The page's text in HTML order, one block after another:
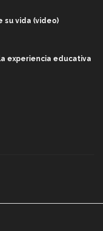
su vida (video)
experiencia educativa